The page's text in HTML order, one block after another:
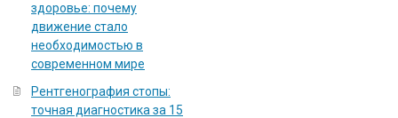
здоровье: почему
движение стало
необходимостью в
современном мире
Рентгенография стопы:
точная диагностика за 15